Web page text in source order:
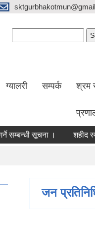
ग्यालरी सम्पर्क श्रम
सूचना । शहीद स्मृति
जन